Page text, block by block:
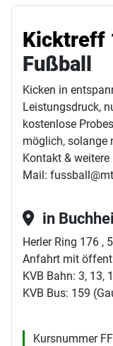
Kicktreff
Fußball
Kicken in
Leistungsdruck,
kostenlose
möglich, solange
Kontakt &
Mail:
in
Herler Ring 176 ,
Anfahrt mit
KVB Bahn: 3, 13,
KVB Bus: 159
Kursnummer